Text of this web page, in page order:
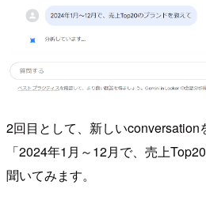
2回目として、新しいconversation
「2024年1月～12月で、売上
聞いてみます。